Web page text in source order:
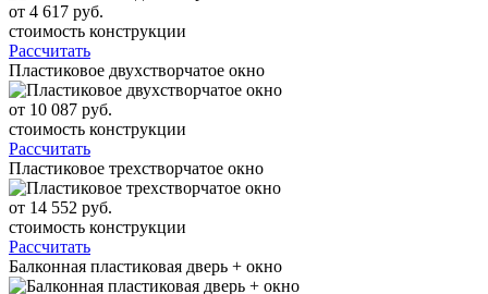
от 4 617 руб.
стоимость конструкции
Рассчитать
Пластиковое двухстворчатое окно
от 10 087 руб.
стоимость конструкции
Рассчитать
Пластиковое трехстворчатое окно
от 14 552 руб.
стоимость конструкции
Рассчитать
Балконная пластиковая дверь + окно